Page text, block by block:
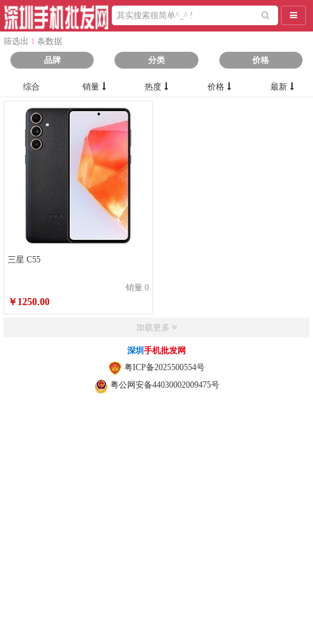
导航
筛选出 1 条数据
品牌
分类 价格
综合 销量 热度 价格 最新
三星 C55
销量 0
￥1250.00
加载更多
深圳 手机批发网
粤ICP备2025500554号
粤公网安备44030002009475号